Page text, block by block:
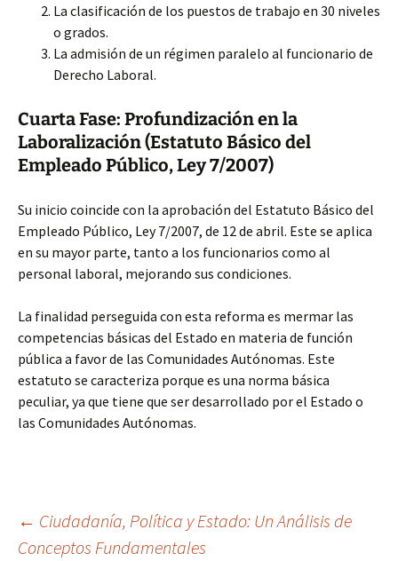
La clasificación de los puestos de trabajo en 30 niveles
o grados.
La admisión de un régimen paralelo al funcionario de
Derecho Laboral.
Cuarta Fase: Profundización en la
Laboralización (Estatuto Básico del
Empleado Público, Ley 7/2007)
Su inicio coincide con la aprobación del Estatuto Básico del
Empleado Público, Ley 7/2007, de 12 de abril. Este se aplica
en su mayor parte, tanto a los funcionarios como al
personal laboral, mejorando sus condiciones.
La finalidad perseguida con esta reforma es mermar las
competencias básicas del Estado en materia de función
pública a favor de las Comunidades Autónomas. Este
estatuto se caracteriza porque es una norma básica
peculiar, ya que tiene que ser desarrollado por el Estado o
las Comunidades Autónomas.
Navegación
← Ciudadanía, Política y Estado: Un Análisis de
Conceptos Fundamentales